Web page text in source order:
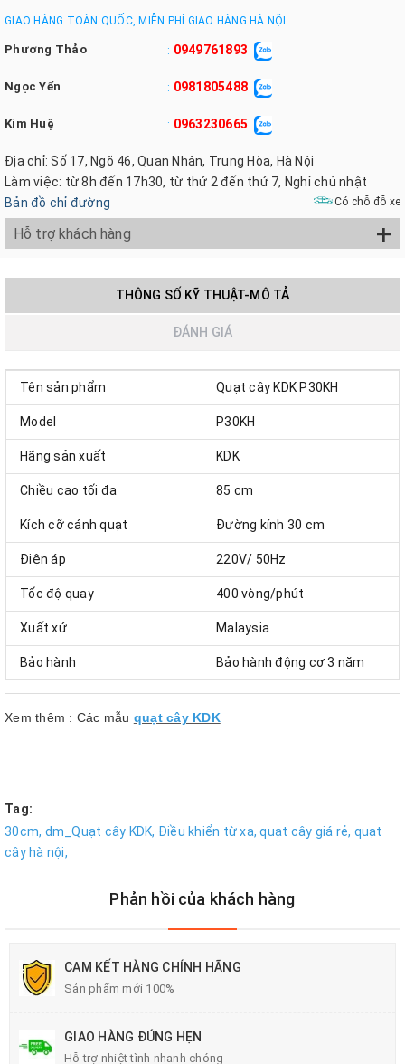
GIAO HÀNG TOÀN QUỐC, MIỄN PHÍ GIAO HÀNG HÀ NỘI
Phương Thảo : 0949761893
Ngọc Yến : 0981805488
Kim Huệ : 0963230665
Địa chỉ: Số 17, Ngõ 46, Quan Nhân, Trung Hòa, Hà Nội
Làm việc: từ 8h đến 17h30, từ thứ 2 đến thứ 7, Nghỉ chủ nhật
Bản đồ chỉ đường
Có chỗ đỗ xe
Hỗ trợ khách hàng +
THÔNG SỐ KỸ THUẬT-MÔ TẢ
ĐÁNH GIÁ
Tên sản phẩm Quạt cây KDK P30KH
Model P30KH
Hãng sản xuất KDK
Chiều cao tối đa 85 cm
Kích cỡ cánh quạt Đường kính 30 cm
Điện áp 220V/ 50Hz
Tốc độ quay 400 vòng/phút
Xuất xứ Malaysia
Bảo hành Bảo hành động cơ 3 năm
Xem thêm : Các mẫu quạt cây KDK
Tag:
30cm, dm_Quạt cây KDK, Điều khiển từ xa, quạt cây giá rẻ, quạt
cây hà nội,
Phản hồi của khách hàng
CAM KẾT HÀNG CHÍNH HÃNG
Sản phẩm mới 100%
GIAO HÀNG ĐÚNG HẸN
Hỗ trợ nhiệt tình nhanh chóng